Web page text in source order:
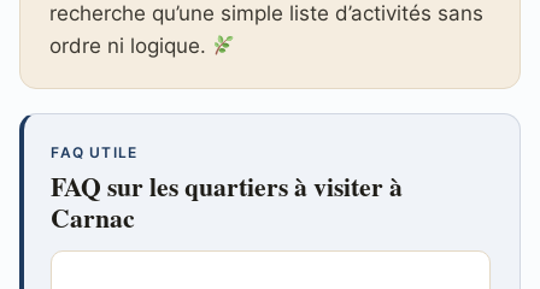
recherche qu’une simple liste d’activités sans
ordre ni logique.
FAQ UTILE
FAQ sur les quartiers à visiter à
Carnac